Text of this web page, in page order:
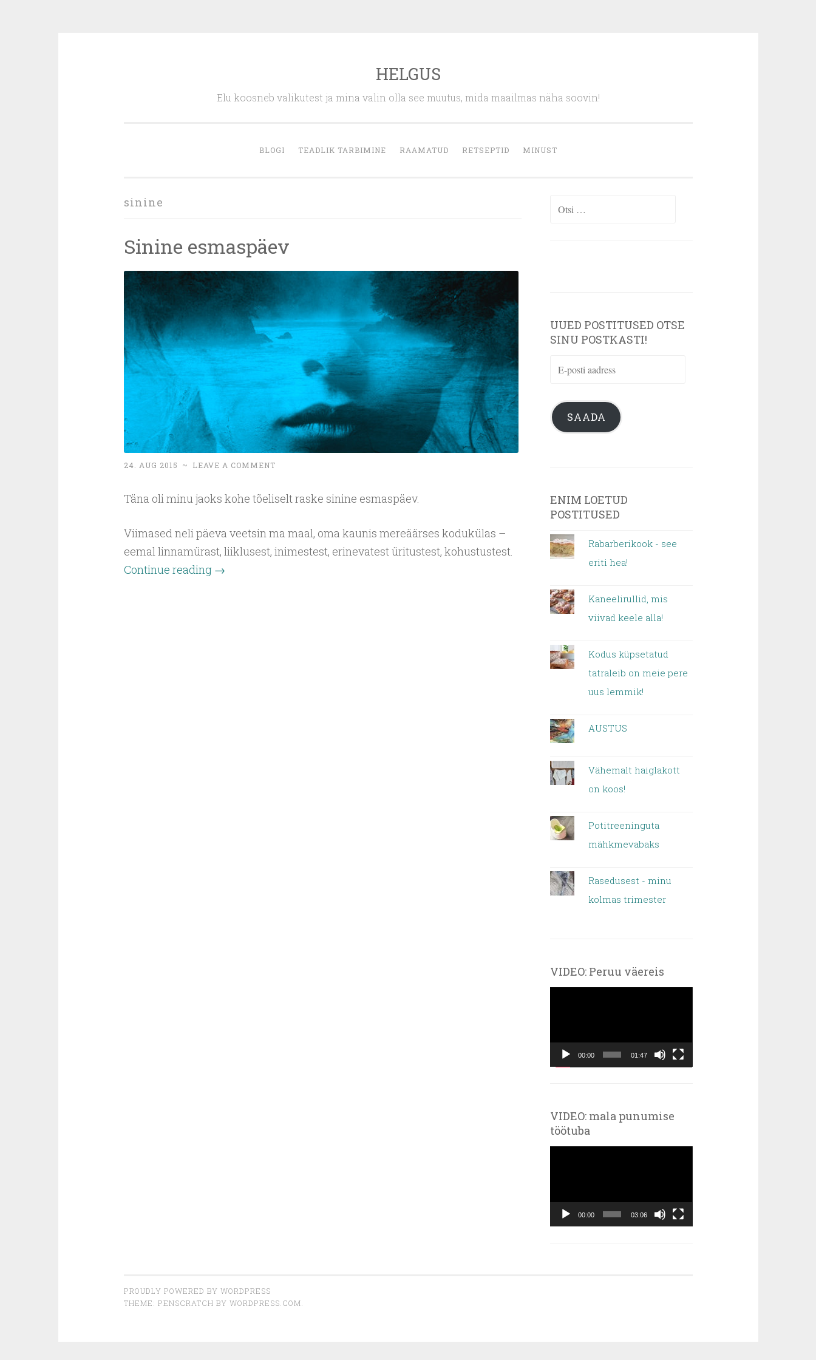
HELGUS
Elu koosneb valikutest ja mina valin olla see muutus, mida maailmas näha soovin!
BLOGI TEADLIK TARBIMINE RAAMATUD RETSEPTID MINUST
sinine
Sinine esmaspäev
24. AUG 2015 ~ LEAVE A COMMENT
Täna oli minu jaoks kohe tõeliselt raske sinine esmaspäev.
Viimased neli päeva veetsin ma maal, oma kaunis mereäärses kodukülas –
eemal linnamürast, liiklusest, inimestest, erinevatest üritustest, kohustustest.
Continue reading →
Otsi:
UUED POSTITUSED OTSE
SINU POSTKASTI!
E-
aadress
SAADA
ENIM LOETUD
POSTITUSED
Rabarberikook - see
eriti hea!
Kaneelirullid, mis
viivad keele alla!
Kodus küpsetatud
tatraleib on meie pere
uus lemmik!
AUSTUS
Vähemalt haiglakott
on koos!
Potitreeninguta
mähkmevabaks
Rasedusest - minu
kolmas trimester
VIDEO: Peruu väereis
00:00 01:47
VIDEO: mala punumise
töötuba
00:00 03:06
PROUDLY POWERED BY WORDPRESS
THEME: PENSCRATCH BY WORDPRESS.COM